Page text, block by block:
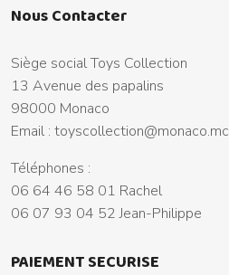
Nous Contacter
Siège social Toys Collection
13 Avenue des papalins
98000 Monaco
Email : toyscollection@monaco.mc
Téléphones :
06 64 46 58 01 Rachel
06 07 93 04 52 Jean-Philippe
PAIEMENT SECURISE